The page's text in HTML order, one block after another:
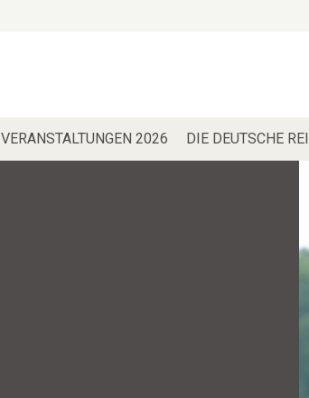
VERANSTALTUNGEN 2026 DIE DEUTSCHE